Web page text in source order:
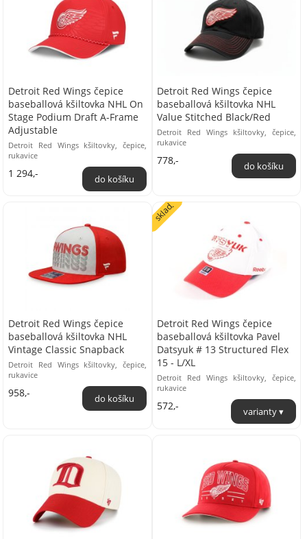
Detroit Red Wings čepice
baseballová kšiltovka NHL On
Stage Podium Draft A-Frame
Adjustable
Detroit Red Wings kšiltovky, čepice,
rukavice
1 294,-
Detroit Red Wings čepice
baseballová kšiltovka NHL
Value Stitched Black/Red
Detroit Red Wings kšiltovky, čepice,
rukavice
778,-
Detroit Red Wings čepice
baseballová kšiltovka NHL
Vintage Classic Snapback
Detroit Red Wings kšiltovky, čepice,
rukavice
958,-
Detroit Red Wings čepice
baseballová kšiltovka Pavel
Datsyuk # 13 Structured Flex
15 - L/XL
Detroit Red Wings kšiltovky, čepice,
rukavice
sklad.
572,-